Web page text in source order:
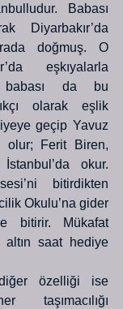
Babası
Diyarbakır’da
doğmuş. O
eşkıyalarla
babası da bu
olarak eşlik
geçip Yavuz
olur; Ferit Biren,
okur.
bitirdikten
Okulu’na gider
bitirir. Mükafat
saat hediye
özelliği ise
taşımacılığı